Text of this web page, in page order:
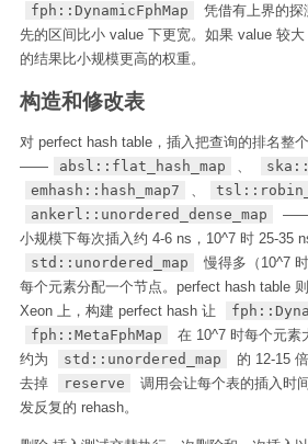
fph::DynamicFphMap
凭借有上界的
先的区间比小 value 下更宽。如果 value 较
的结果比小规模更高的权重。
构造和修改表
对 perfect hash table，插入把查询的排名整
——
absl::flat_hash_map 、
emhash::hash_map7
、
ankerl::unordered_dense_map
——
小规模下每次插入约 4-6 ns，10^7 时 25-35
std::unordered_map
慢得多（10^7
每个元素分配一个节点。perfect hash table
Xeon 上，构建 perfect hash 让
fph::MetaFphMap
在 10^7 时每个元素
约为
std::unordered_map
的 12-15
去掉
reserve
调用会让每个表的插入时
发反复的 rehash。